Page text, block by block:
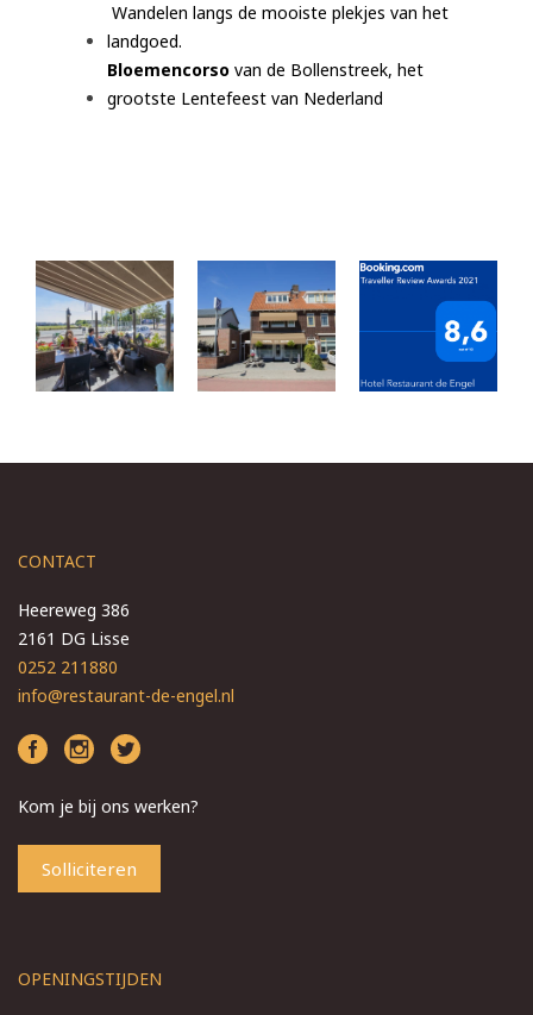
Wandelen langs de mooiste plekjes van het
landgoed.
Bloemencorso van de Bollenstreek, het
grootste Lentefeest van Nederland
CONTACT
Heereweg 386
2161 DG Lisse
0252 211880
info@restaurant-de-engel.nl
Kom je bij ons werken?
Solliciteren
OPENINGSTIJDEN